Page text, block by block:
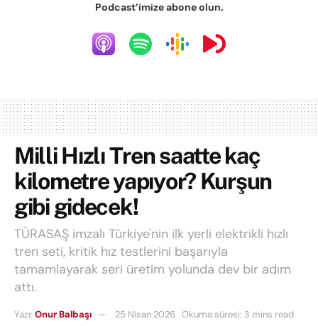
Podcast’imize abone olun.
Milli Hızlı Tren saatte kaç
kilometre yapıyor? Kurşun
gibi gidecek!
TÜRASAŞ imzalı Türkiye'nin ilk yerli elektrikli hızlı
tren seti, kritik hız testlerini başarıyla
tamamlayarak seri üretim yolunda dev bir adım
attı.
Yazı: Onur Balbaşı 25 Nisan 2026 Okuma süresi: 3 mins read